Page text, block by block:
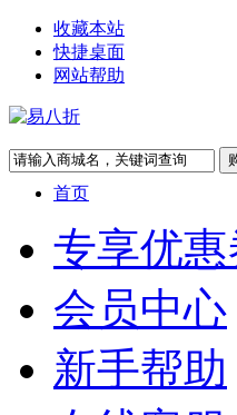
收藏本站
快捷桌面
网站帮助
首页
专享优惠
会员中心
新手帮助